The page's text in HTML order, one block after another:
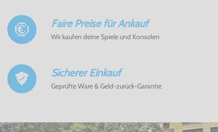
Faire Preise für Ankauf
Wir kaufen deine Spiele und Konsolen
Sicherer Einkauf
Geprüfte Ware & Geld-zurück-Garantie